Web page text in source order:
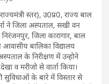
स्तर), उ0प्र0, राज्य बाल
ने जिला अस्पताल, सखी वन
जिला कारागार, बाल
बालिका विद्यालय
के निरीक्षण में उन्होने
व मरीजो से वार्ता किया।
सुविधाओं के बारे में विस्तार से